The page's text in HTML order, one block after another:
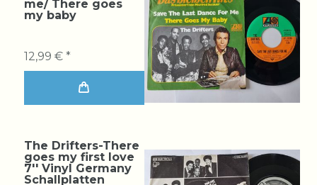
me/ There goes
my baby
12,99 € *
The Drifters-There
goes my first love
7'' Vinyl Germany
Schallplatten